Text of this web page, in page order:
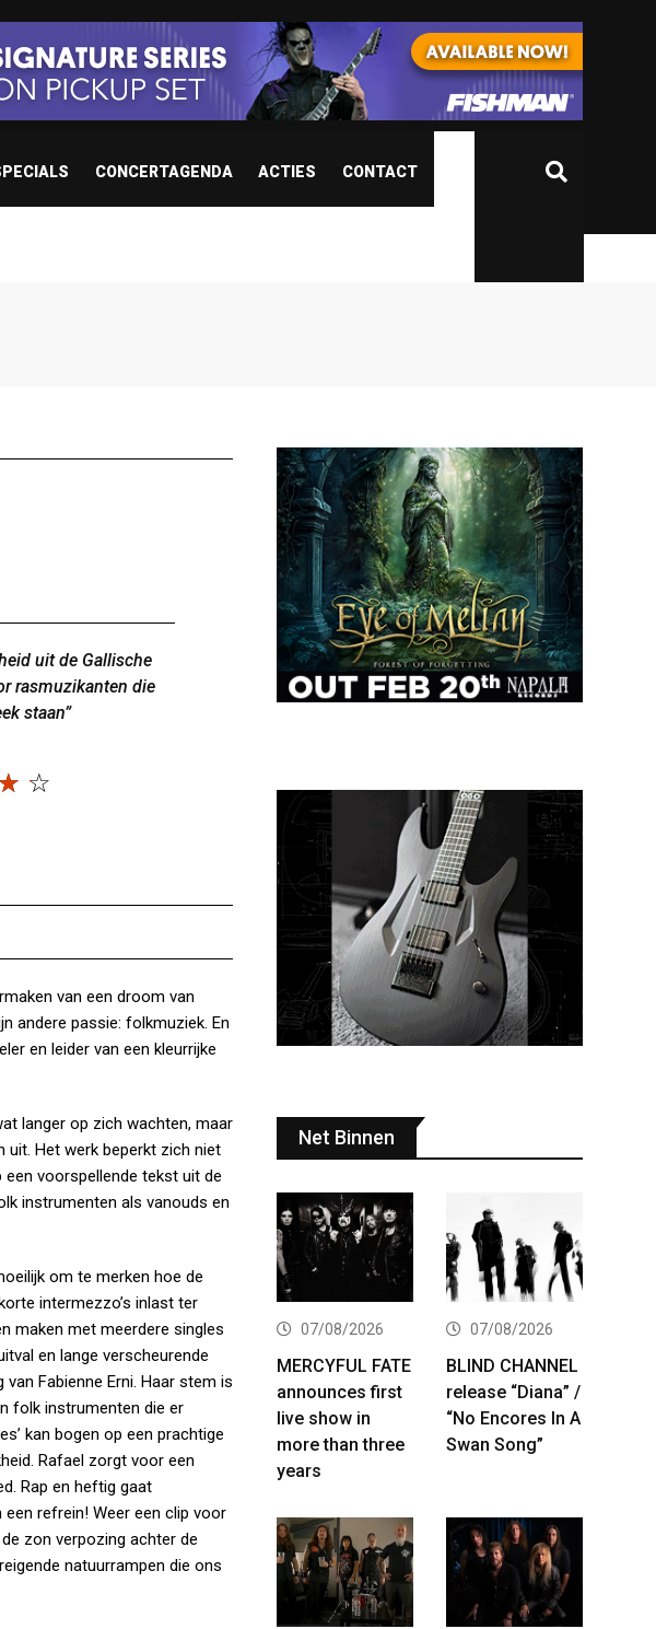
CONCERTAGENDA ACTIES CONTACT
uit de Gallische
rasmuzikanten die
staan”
☆
van een droom van
andere passie: folkmuziek. En
en leider van een kleurrijke
langer op zich wachten, maar
uit. Het werk beperkt zich niet
een voorspellende tekst uit de
instrumenten als vanouds en
om te merken hoe de
intermezzo’s inlast ter
maken met meerdere singles
en lange verscheurende
Fabienne Erni. Haar stem is
folk instrumenten die er
kan bogen op een prachtige
Rafael zorgt voor een
Rap en heftig gaat
een refrein! Weer een clip voor
zon verpozing achter de
natuurrampen die ons
Net Binnen
07/08/2026
MERCYFUL FATE
announces first
live show in
more than three
years
07/08/2026
BLIND CHANNEL
release “Diana” /
“No Encores In A
Swan Song”